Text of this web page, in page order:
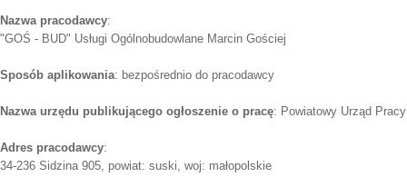
Nazwa pracodawcy:
"GOŚ - BUD" Usługi Ogólnobudowlane Marcin Gościej
Sposób aplikowania: bezpośrednio do pracodawcy
Nazwa urzędu publikującego ogłoszenie o pracę: Powiatowy Urząd
Adres pracodawcy:
34-236 Sidzina 905, powiat: suski, woj: małopolskie